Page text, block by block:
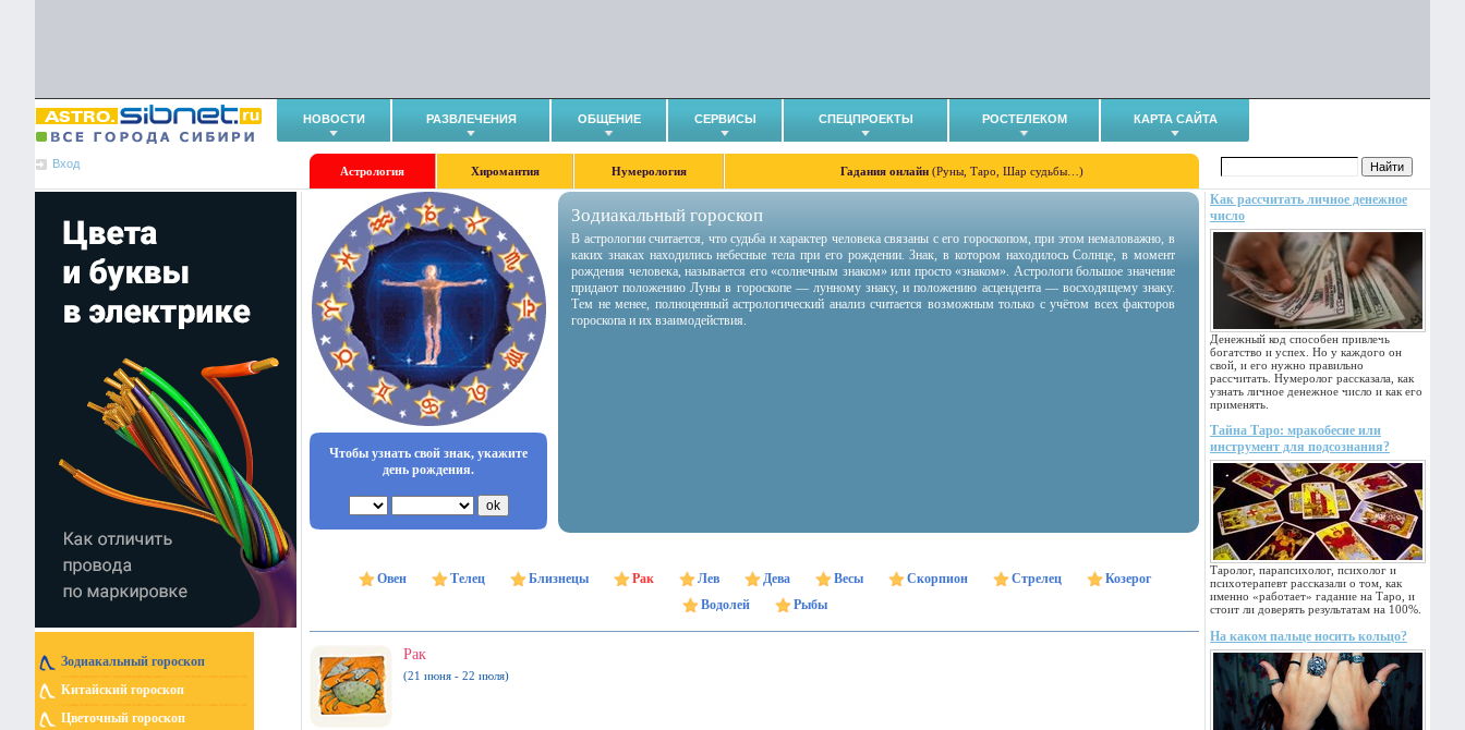
НОВОСТИ РАЗВЛЕЧЕНИЯ ОБЩЕНИЕ СЕРВИСЫ СПЕЦПРОЕКТЫ РОСТЕЛЕКОМ КАРТА САЙТА
Вход
Астрология Хиромантия Нумерология Гадания онлайн (Руны, Таро, Шар судьбы…)
Зодиакальный гороскоп
Китайский гороскоп
Цветочный гороскоп
Как рассчитать личное денежное
число
Денежный код способен привлечь
богатство и успех. Но у каждого он
свой, и его нужно правильно
рассчитать. Нумеролог рассказала, как
узнать личное денежное число и как его
применять.
Тайна Таро: мракобесие или
инструмент для подсознания?
Таролог, парапсихолог, психолог и
психотерапевт рассказали о том, как
именно «работает» гадание на Таро, и
стоит ли доверять результатам на 100%.
На каком пальце носить кольцо?
Чтобы узнать свой знак, укажите
день рождения.
Зодиакальный гороскоп
В астрологии считается, что судьба и характер человека связаны с его гороскопом, при этом немаловажно, в
каких знаках находились небесные тела при его рождении. Знак, в котором находилось Солнце, в момент
рождения человека, называется его «солнечным знаком» или просто «знаком». Астрологи большое значение
придают положению Луны в гороскопе — лунному знаку, и положению асцендента — восходящему знаку.
Тем не менее, полноценный астрологический анализ считается возможным только с учётом всех факторов
гороскопа и их взаимодействия.
Овен Телец Близнецы Рак Лев Дева Весы Скорпион Стрелец
Козерог
Водолей
Рыбы
Рак
(21 июня - 22 июля)